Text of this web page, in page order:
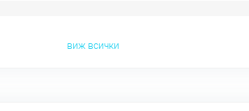
виж всички